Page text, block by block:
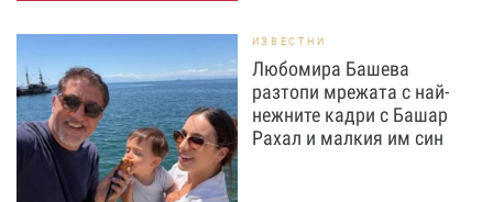
ИЗВЕСТНИ
Любомира Башева
разтопи мрежата с най-
нежните кадри с Башар
Рахал и малкия им син